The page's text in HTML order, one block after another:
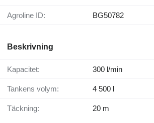
Agroline ID: BG50782
Beskrivning
Kapacitet: 300 l/min
Tankens volym: 4 500 l
Täckning: 20 m